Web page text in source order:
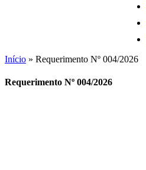
Início » Requerimento Nº 004/2026
Requerimento Nº 004/2026